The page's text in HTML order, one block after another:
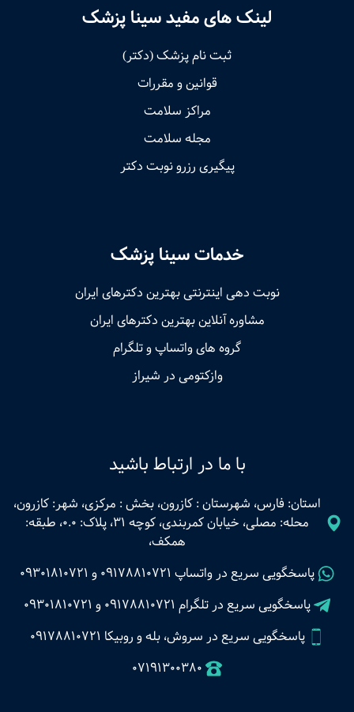
لینک های مفید سینا پزشک
ثبت نام پزشک (دکتر)
قوانین و مقررات
مراکز سلامت
مجله سلامت
پیگیری رزرو نوبت دکتر
خدمات سینا پزشک
نوبت‌ دهی اینترنتی بهترین دکترهای ایران
مشاوره آنلاین بهترین دکترهای ایران
گروه های واتساپ و تلگرام
وازکتومی در شیراز
با ما در ارتباط باشید
استان: فارس، شهرستان : کازرون، بخش : مرکزی، شهر: کازرون،
محله: مصلی، خیابان کمربندی، کوچه 31، پلاک: 0.0، طبقه:
همکف،
پاسخگویی سریع در واتساپ 09178810721 و 09301810721
پاسخگویی سریع در تلگرام 09178810721 و 09301810721
پاسخگویی سریع در سروش، بله و روبیکا 09178810721
07191300380